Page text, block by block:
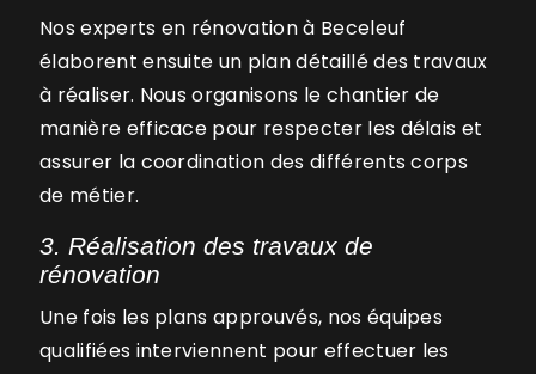
Nos experts en rénovation à Beceleuf
élaborent ensuite un plan détaillé des travaux
à réaliser. Nous organisons le chantier de
manière efficace pour respecter les délais et
assurer la coordination des différents corps
de métier.
3. Réalisation des travaux de
rénovation
Une fois les plans approuvés, nos équipes
qualifiées interviennent pour effectuer les